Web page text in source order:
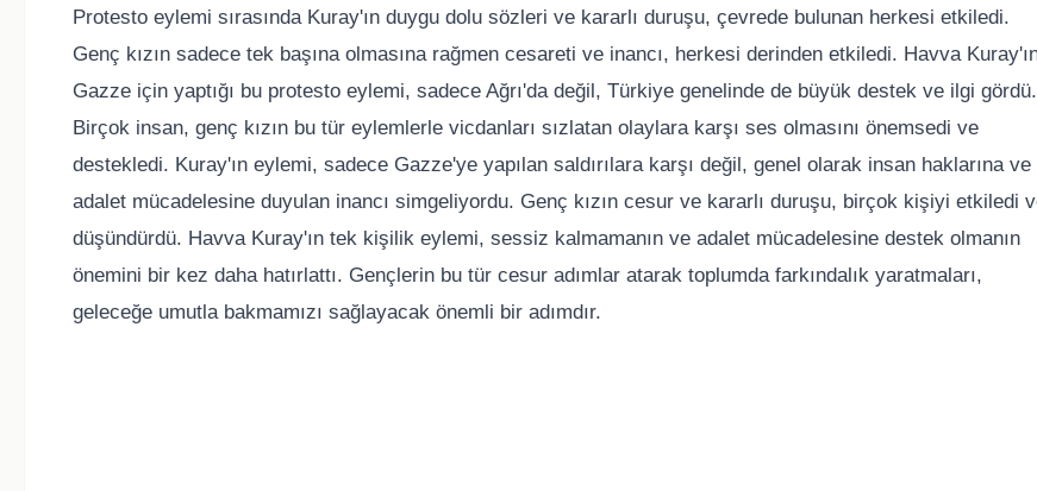
Protesto eylemi sırasında Kuray'ın duygu dolu sözleri ve kararlı duruşu, çevrede bulunan herkesi etkiledi.
Genç kızın sadece tek başına olmasına rağmen cesareti ve inancı, herkesi derinden etkiledi. Havva
Gazze için yaptığı bu protesto eylemi, sadece Ağrı'da değil, Türkiye genelinde de büyük destek ve ilgi gördü.
Birçok insan, genç kızın bu tür eylemlerle vicdanları sızlatan olaylara karşı ses olmasını önemsedi ve
destekledi. Kuray'ın eylemi, sadece Gazze'ye yapılan saldırılara karşı değil, genel olarak insan haklarına ve
adalet mücadelesine duyulan inancı simgeliyordu. Genç kızın cesur ve kararlı duruşu, birçok kişiyi etkiledi
düşündürdü. Havva Kuray'ın tek kişilik eylemi, sessiz kalmamanın ve adalet mücadelesine destek olmanın
önemini bir kez daha hatırlattı. Gençlerin bu tür cesur adımlar atarak toplumda farkındalık yaratmaları,
geleceğe umutla bakmamızı sağlayacak önemli bir adımdır.